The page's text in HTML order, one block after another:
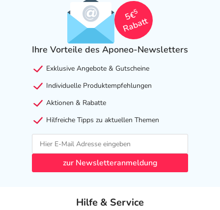
dabei zu fest zu ziehen. Hinweis: Es sollte möglich sein,
zwei Finger zwischen Halsband und Hals zu legen. Das
überstehende Ende des Halsbandes durch die Laschen
ziehen und überstehende Längen von mehr als 2 cm
abschneiden.
Das Halsband sollte ohne Unterbrechung über die 8
Monate Wirkungsdauer getragen und danach entfernt
werden. Das Halsband sollte regelmäßig geprüft werden
und, wenn notwendig, die Passgenauigkeit , besonders
bei schnell wachsenden Welpen, angepasst werden.
Dieses Halsband wurde mit einem Sicherheits-
Verschluss entwickelt. In den extrem seltenen Fällen, in
denen sich ein Hund verfängt, reicht normalerweise
dessen eigene Kraft aus, um das Halsband zur schnellen
5€
5
Rabatt
Ihre Vorteile des Aponeo-Newsletters
Exklusive Angebote & Gutscheine
Individuelle Produktempfehlungen
Aktionen & Rabatte
Hilfreiche Tipps zu aktuellen Themen
zur Newsletteranmeldung
Hilfe & Service